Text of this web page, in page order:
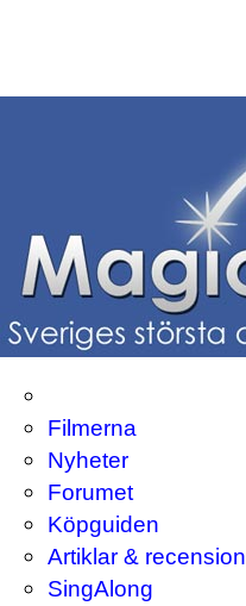
Filmerna
Nyheter
Forumet
Köpguiden
Artiklar &
SingAlong